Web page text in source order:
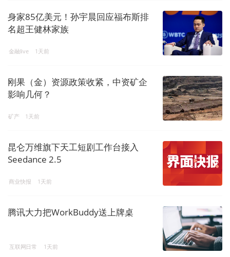
身家85亿美元！孙宇晨回应福布斯排
名超王健林家族
金融live 1天前
刚果（金）资源政策收紧，中资矿企
影响几何？
矿产 1天前
昆仑万维旗下天工短剧工作台接入
Seedance 2.5
商业快报 1天前
腾讯大力把WorkBuddy送上牌桌
互联网日常 1天前